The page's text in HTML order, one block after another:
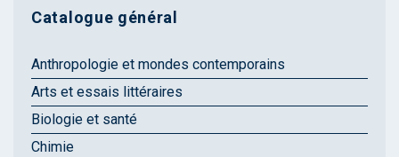
Catalogue général
Anthropologie et mondes contemporains
Arts et essais littéraires
Biologie et santé
Chimie